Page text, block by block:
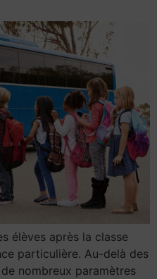
élèves après la classe
particulière. Au-delà des
nombreux paramètres